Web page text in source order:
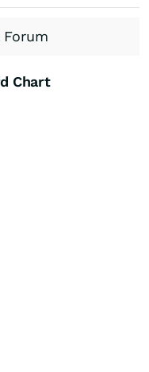
Forum
Chart